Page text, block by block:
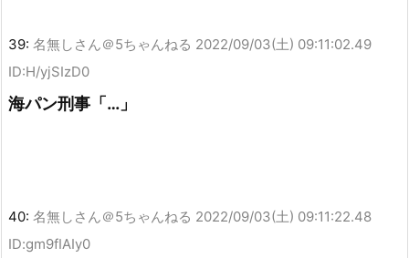
39: 名無しさん＠5ちゃんねる 2022/09/03(土) 09:11:02.49
ID:H/yjSIzD0
海パン刑事「…」
40: 名無しさん＠5ちゃんねる 2022/09/03(土) 09:11:22.48
ID:gm9fIAIy0